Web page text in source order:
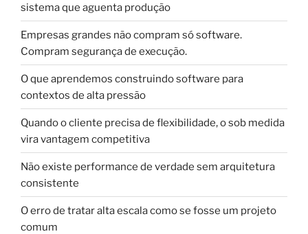
sistema que aguenta produção
Empresas grandes não compram só software.
Compram segurança de execução.
O que aprendemos construindo software para
contextos de alta pressão
Quando o cliente precisa de flexibilidade, o sob medida
vira vantagem competitiva
Não existe performance de verdade sem arquitetura
consistente
O erro de tratar alta escala como se fosse um projeto
comum